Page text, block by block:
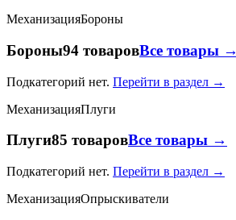
МеханизацияБороны
Бороны94 товаровВсе товары →
Подкатегорий нет. Перейти в раздел →
МеханизацияПлуги
Плуги85 товаровВсе товары →
Подкатегорий нет. Перейти в раздел →
МеханизацияОпрыскиватели